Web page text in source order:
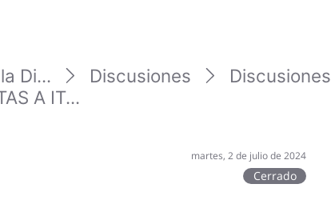
Di... Discusiones
Discusiones
A IT...
martes, 2 de julio de 2024
Cerrado